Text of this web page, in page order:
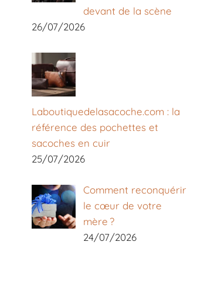
devant de la scène
26/07/2026
Laboutiquedelasacoche.com : la
référence des pochettes et
sacoches en cuir
25/07/2026
Comment reconquérir
le cœur de votre
mère ?
24/07/2026